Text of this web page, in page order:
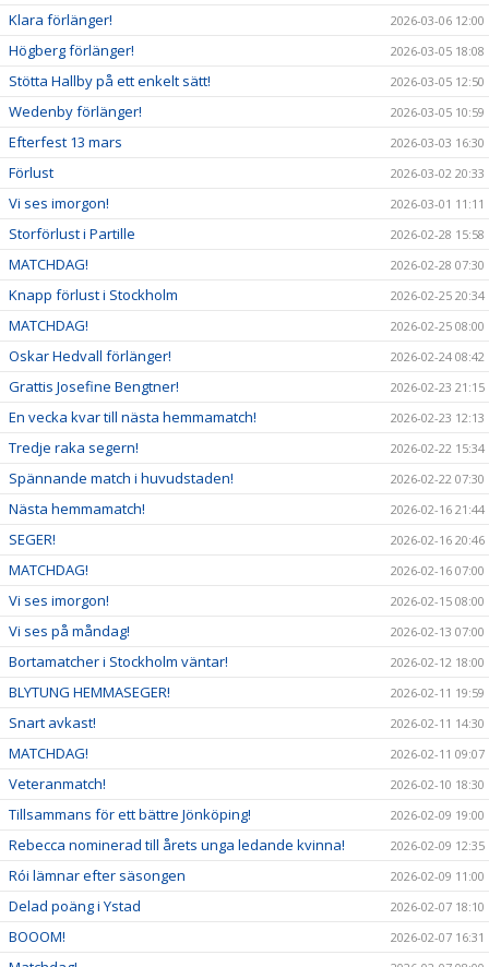
Klara förlänger! 2026-03-06 12:00
Högberg förlänger! 2026-03-05 18:08
Stötta Hallby på ett enkelt sätt! 2026-03-05 12:50
Wedenby förlänger! 2026-03-05 10:59
Efterfest 13 mars 2026-03-03 16:30
Förlust 2026-03-02 20:33
Vi ses imorgon! 2026-03-01 11:11
Storförlust i Partille 2026-02-28 15:58
MATCHDAG! 2026-02-28 07:30
Knapp förlust i Stockholm 2026-02-25 20:34
MATCHDAG! 2026-02-25 08:00
Oskar Hedvall förlänger! 2026-02-24 08:42
Grattis Josefine Bengtner! 2026-02-23 21:15
En vecka kvar till nästa hemmamatch! 2026-02-23 12:13
Tredje raka segern! 2026-02-22 15:34
Spännande match i huvudstaden! 2026-02-22 07:30
Nästa hemmamatch! 2026-02-16 21:44
SEGER! 2026-02-16 20:46
MATCHDAG! 2026-02-16 07:00
Vi ses imorgon! 2026-02-15 08:00
Vi ses på måndag! 2026-02-13 07:00
Bortamatcher i Stockholm väntar! 2026-02-12 18:00
BLYTUNG HEMMASEGER! 2026-02-11 19:59
Snart avkast! 2026-02-11 14:30
MATCHDAG! 2026-02-11 09:07
Veteranmatch! 2026-02-10 18:30
Tillsammans för ett bättre Jönköping! 2026-02-09 19:00
Rebecca nominerad till årets unga ledande kvinna! 2026-02-09 12:35
Rói lämnar efter säsongen 2026-02-09 11:00
Delad poäng i Ystad 2026-02-07 18:10
BOOOM! 2026-02-07 16:31